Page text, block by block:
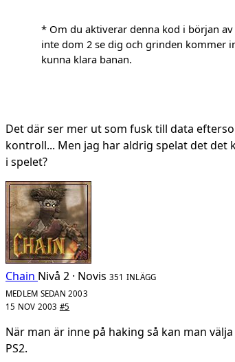
* Om du aktiverar denna kod i början
inte dom 2 se dig och grinden kommer
kunna klara banan.
Det där ser mer ut som fusk till data
kontroll... Men jag har aldrig spelat det det
i spelet?
Chain Nivå 2 · Novis 351 INLÄGG
MEDLEM SEDAN 2003
15 NOV 2003 #5
När man är inne på haking så kan man
PS2.